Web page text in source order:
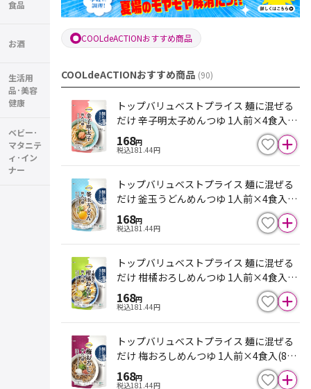
食品
お酒
生活用
品･美容
健康
ベビー･
マタニテ
ィ･イン
ナー
COOLdeACTIONおすすめ商品
COOLdeACTIONおすすめ商品 (90)
トップバリュベストプライス 麺に混ぜる
だけ 辛子明太子めんつゆ 1人前×4食入(8
8g)
168円
税込181.44円
トップバリュベストプライス 麺に混ぜる
だけ 釜玉うどんめんつゆ 1人前×4食入(9
2g)
168円
税込181.44円
トップバリュベストプライス 麺に混ぜる
だけ 柑橘おろしめんつゆ 1人前×4食入(8
8g)
168円
税込181.44円
トップバリュベストプライス 麺に混ぜる
だけ 梅おろしめんつゆ 1人前×4食入(88
g)
168円
税込181.44円